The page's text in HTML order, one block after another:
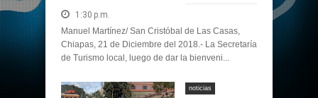
1:30 p.m.
Manuel Martínez/ San Cristóbal de Las Casas,
Chiapas, 21 de Diciembre del 2018.- La Secretaría
de Turismo local, luego de dar la bienveni...
noticias